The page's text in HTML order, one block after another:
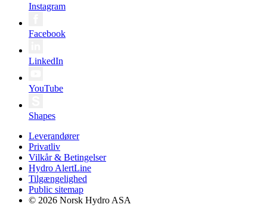
Instagram
Facebook
LinkedIn
YouTube
Shapes
Leverandører
Privatliv
Vilkår & Betingelser
Hydro AlertLine
Tilgængelighed
Public sitemap
© 2026 Norsk Hydro ASA